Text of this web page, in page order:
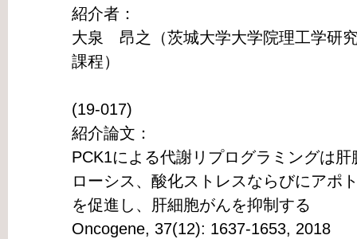
紹介者：
大泉 昂之（茨城大学大学院理工学研
課程）
(19-017)
紹介論文：
PCK1による代謝リプログラミングは
ローシス、酸化ストレスならびにアポ
を促進し、肝細胞がんを抑制する
Oncogene, 37(12): 1637-1653, 2018